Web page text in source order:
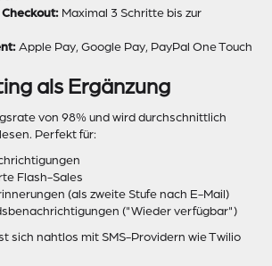
Maximal 3 Schritte bis zur
Apple Pay, Google Pay, PayPal One Touch
als Ergänzung
von 98% und wird durchschnittlich
Perfekt für:
Flash-Sales
(als zweite Stufe nach E-Mail)
("Wieder verfügbar")
sich nahtlos mit SMS-Providern wie Twilio